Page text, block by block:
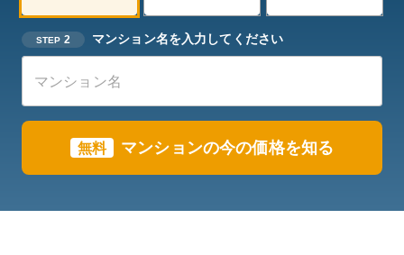
STEP 2 マンション名を入力してください
無料 マンションの今の価格を知る